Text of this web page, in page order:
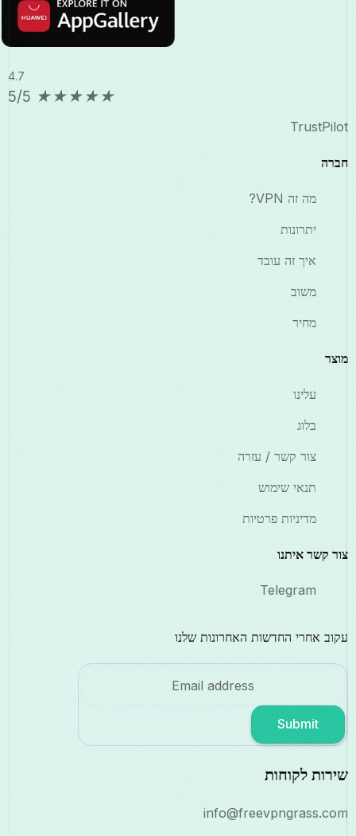
4.7
★
★
★
★
★
5/5
TrustPilot
חברה
מה זה VPN?
יתרונות
איך זה עובד
משוב
מחיר
מוצר
עלינו
בלוג
צור קשר / עזרה
תנאי שימוש
מדיניות פרטיות
צור קשר איתנו
Telegram
עקוב אחרי החדשות האחרונות שלנו
Submit
שירות לקוחות
info@freevpngrass.com